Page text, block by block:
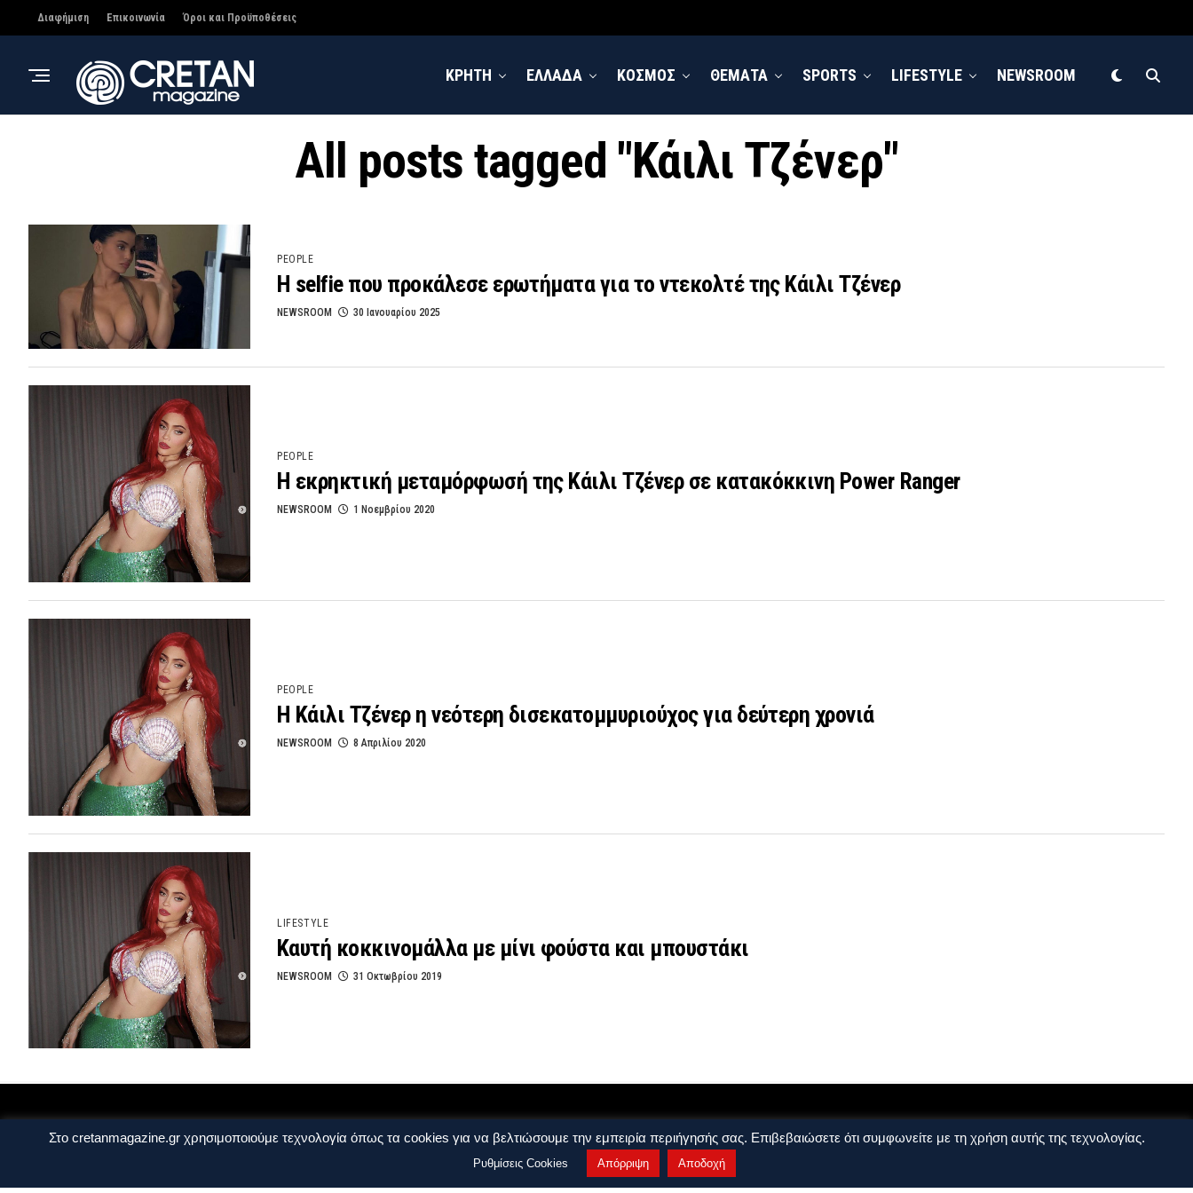
Διαφήμιση Επικοινωνία Όροι και Προϋποθέσεις
ΚΡΗΤΗ ΕΛΛΑΔΑ ΚΟΣΜΟΣ ΘΕΜΑΤΑ SPORTS LIFESTYLE NEWSROOM
All posts tagged "Κάιλι Τζένερ"
PEOPLE
Η selfie που προκάλεσε ερωτήματα για το ντεκολτέ της Κάιλι Τζένερ
NEWSROOM 30 Ιανουαρίου 2025
PEOPLE
Η εκρηκτική μεταμόρφωσή της Κάιλι Τζένερ σε κατακόκκινη Power Ranger
NEWSROOM 1 Νοεμβρίου 2020
PEOPLE
H Κάιλι Τζένερ η νεότερη δισεκατομμυριούχος για δεύτερη χρονιά
NEWSROOM 8 Απριλίου 2020
LIFESTYLE
Καυτή κοκκινομάλλα με μίνι φούστα και μπουστάκι
NEWSROOM 31 Οκτωβρίου 2019
Όροι και Προϋποθέσεις
Στο cretanmagazine.gr χρησιμοποιούμε τεχνολογία όπως τα cookies για να βελτιώσουμε την εμπειρία περιήγησής σας. Επιβεβαιώσετε ότι συμφωνείτε με τη χρήση αυτής της τεχνολογίας.
Ρυθμίσεις Cookies Απόρριψη Αποδοχή